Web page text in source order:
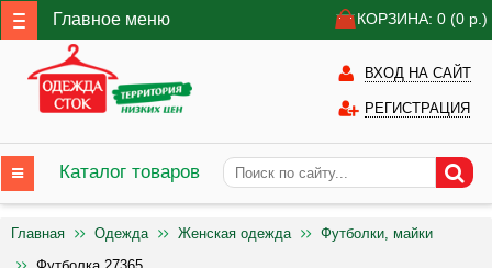
Главное меню КОРЗИНА: 0 (0 р.)
ВХОД НА САЙТ
РЕГИСТРАЦИЯ
Каталог товаров
Главная Одежда Женская одежда
Футболки, майки